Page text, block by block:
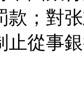
款；對
止從事